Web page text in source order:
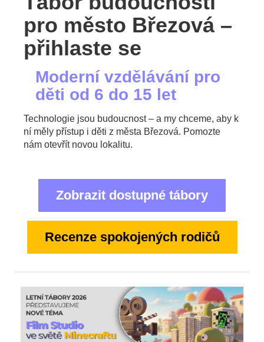
pro město Březová –
přihlaste se
Moderní vzdělávání pro
děti od 6 do 15 let
Technologie jsou budoucnost – a my chceme, aby k
ní měly přístup i děti z města Březová. Pomozte
nám otevřít novou lokalitu.
Zobrazit dostupné tábory
Recenze spokojených rodičů